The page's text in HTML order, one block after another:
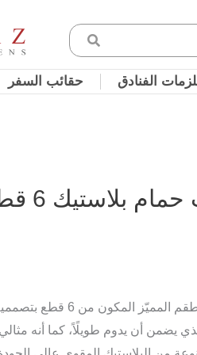
الفنادق حقائب السفر
بلاستيك 6 قطع
جدّدي حمّامك ببساطة، مع هذا
يضمن أن يدوم طويلًاً، كما أنه